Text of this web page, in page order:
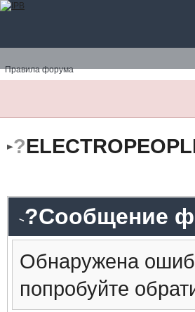
Правила форума
?
?Сообщение
Обнаружена
попробуйте